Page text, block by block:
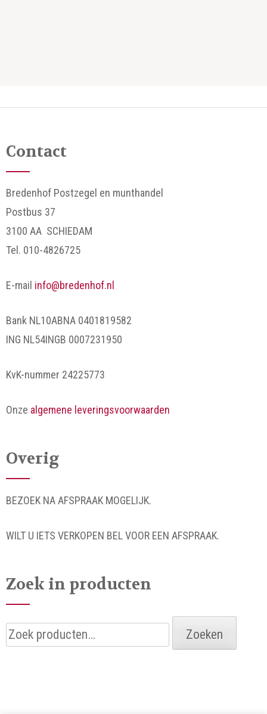
Contact
Bredenhof Postzegel en munthandel
Postbus 37
3100 AA SCHIEDAM
Tel. 010-4826725
E-mail info@bredenhof.nl
Bank NL10ABNA 0401819582
ING NL54INGB 0007231950
KvK-nummer 24225773
Onze algemene leveringsvoorwaarden
Overig
BEZOEK NA AFSPRAAK MOGELIJK.
WILT U IETS VERKOPEN BEL VOOR EEN AFSPRAAK.
Zoek in producten
Zoeken
naar:
Zoeken